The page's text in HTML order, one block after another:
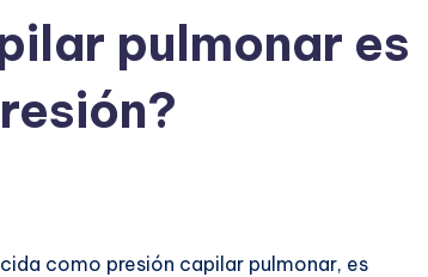
pulmonar es
como presión capilar pulmonar, es